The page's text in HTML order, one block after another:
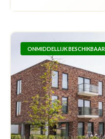
ONMIDDELLIJK BESCHIKBAAR